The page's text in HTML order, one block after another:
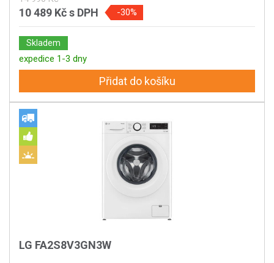
10 489 Kčs DPH -30%
Skladem
expedice 1-3 dny
Přidat do košíku
LG FA2S8V3GN3W